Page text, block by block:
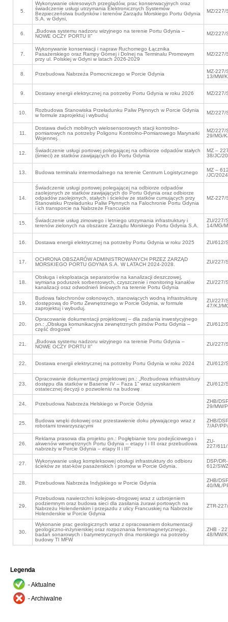
5.
Wykonywanie okresowych przeglądów, prac konserwacyjnych oraz
świadczenie usługi utrzymania Elektronicznych Systemów
Bezpieczeństwa budynków i terenów Zarządu Morskiego Portu Gdynia
S.A. w Gdyni,
MZ/227/
6.
„Budowa systemu nadzoru wizyjnego na terenie Portu Gdynia –
NOWE OCZY PORTU II”
MZ/227/
7.
Wykonywanie konserwacji i napraw Ruchomego Łącznika
Pasażerskiego oraz Rampy Górnej i Dolnej na Terminalu Promowym
przy ul. Polskiej w Gdyni w latach 2026-2029
MZ/227/
8. Przebudowa Nabrzeża Pomocniczego w Porcie Gdynia
MZ-227/
13/MW/
9. Dostawy energii elektrycznej na potrzeby Portu Gdynia w roku 2026 MZ/227/
10.
Rozbudowa Stanowiska Przeładunku Paliw Płynnych w Porcie Gdynia
w formule zaprojektuj i wybuduj
MZ/227/
11.
Dostawa dwóch mobilnych wielosensorowych stacji kontrolno-
pomiarowych na potrzeby Poligonu Kontrolno-Pomiarowego Marynarki
Wojennej.
MZ/227/
29/MG/
12.
Świadczenie usługi portowej polegającej na odbiorze odpadów stałych
(śmieci) ze statków zawijających do Portu Gdynia
MZ –
38/JC/
13. Budowa terminalu intermodalnego na terenie Centrum Logistycznego
MZ –
/JC/2024
14.
Świadczenie usługi portowej polegającej na odbiorze odpadów
zaolejonych ze statków zawijających do Portu Gdynia oraz odbiorze
odpadów zaolejonych, stałych i ścieków ze statków cumujących przy
Stanowisku Przeładunku Paliw Płynnych na Falochronie Portu Gdynia
i ich transporcie na Nabrzeże Francuskie
MZ-227/
15.
Świadczenie usług zimowego i letniego utrzymania infrastruktury i
terenów zielonych na obszarze Zarządu Morskiego Portu Gdynia S.A.
ZU/227/
14/MG/
16. Dostawa energii elektrycznej na potrzeby Portu Gdynia w roku 2025 ZU/612/
17.
OCHRONA OBSZARÓW ADMINISTROWANYCH PRZEZ ZARZĄD
MORSKIEGO PORTU GDYNIA S.A. W LATACH 2024-2028.
ZU/227/
18.
Obsługa i eksploatacja separatorów na kanalizacji deszczowej,
wymiana poduszek sorbentowych, czyszczenie i monitoring kanałów
kanalizacji oraz odwodnień liniowych na terenie Portu Gdynia
ZU/227/
19.
Budowa falochronów osłonowych, stanowiących wodną infrastrukturę
dostępową do Portu Zewnętrznego w Porcie Gdynia, w formule
zaprojektuj i wybuduj.
ZU/227/
47/KJ/
20.
Opracowanie dokumentacji projektowej – dla zadania inwestycyjnego
pn.: „Obsługa komunikacyjna zewnętrznych pirsów Portu Gdynia –
część drogowa”
ZU/612/
21.
„Budowa systemu nadzoru wizyjnego na terenie Portu Gdynia –
NOWE OCZY PORTU II”
ZU/227/
22. Dostawa energii elektrycznej na potrzeby Portu Gdynia w roku 2024 ZU/612/
23.
Opracowanie dokumentacji projektowej pn.: „Rozbudowa infrastruktury
dostępu dla statków w Basenie IV – Faza 1” wraz uzyskaniem
ostatecznej decyzji o pozwoleniu na budowę
ZU/612/
24. Przebudowa Nabrzeża Helskiego w Porcie Gdynia
ZHB/
29/MW/
25.
Budowa wnęki dokowej oraz przestawienie doku pływającego wraz z
robotami towarzyszącymi
ZHB/
7/AP/
26.
Reklama prasowa dla projektu pn.: Pogłębianie toru podejściowego i
akwenów wewnętrznych Portu Gdynia – etapy I i III oraz przebudowa
nabrzeży w Porcie Gdynia – etapy II i III”
ZU-
227/
27.
Wykonywanie usług kompleksowej obsługi infrastruktury do odbioru
ścieków ze stat-ków pasażerskich i promów w Porcie Gdynia.
DSP/DR-
612/
28. Przebudowa Nabrzeża Indyjskiego w Porcie Gdynia
ZHB/
40/MŁ/
29.
Przebudowa nawierzchni kolejowo-drogowej wraz z uzbrojeniem
podziemnym oraz budowa sieci dla zasilania żurawi portowych na
Nabrzeżu Holenderskim i przejazdu z ulicy Francuskiej na Nabrzeże
Holenderskie w Porcie Gdynia
ZTR-
30.
Wykonanie prac geologicznych wraz z opracowaniem dokumentacji
geologiczno-inżynierskiej oraz rozpoznania ferromagnetycznego,
badań sonarowych i batymetrycznych dna morskiego na potrzeby
budowy TI MFW
ZHB -
48/MW/
Legenda
- Aktualne
- Archiwalne